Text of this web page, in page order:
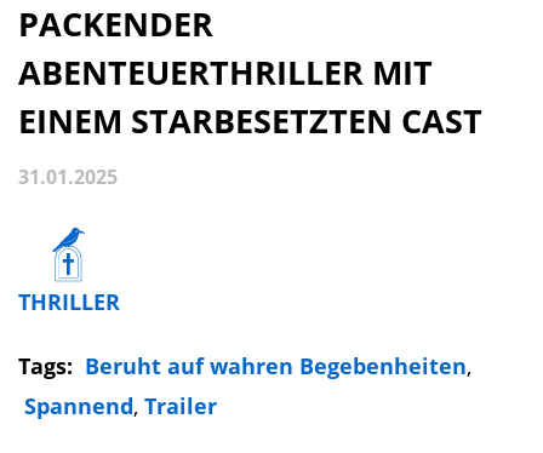
PACKENDER
ABENTEUERTHRILLER MIT
EINEM STARBESETZTEN CAST
31.01.2025
THRILLER
Tags: Beruht auf wahren Begebenheiten,
Spannend, Trailer